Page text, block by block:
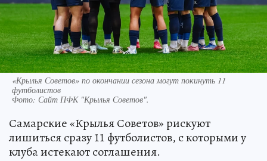
«Крылья Советов» по окончании сезона могут покинуть 11
футболистов
Фото: Сайт ПФК "Крылья Советов".
Самарские «Крылья Советов» рискуют
лишиться сразу 11 футболистов, с которыми у
клуба истекают соглашения.